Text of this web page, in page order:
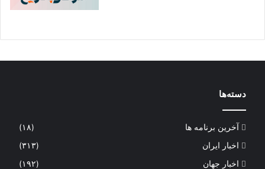
دسته‌ها
آخرین برنامه ها
(۱۸)
اخبار ایران
(۳۱۳)
اخبار جهان
(۱۹۲)